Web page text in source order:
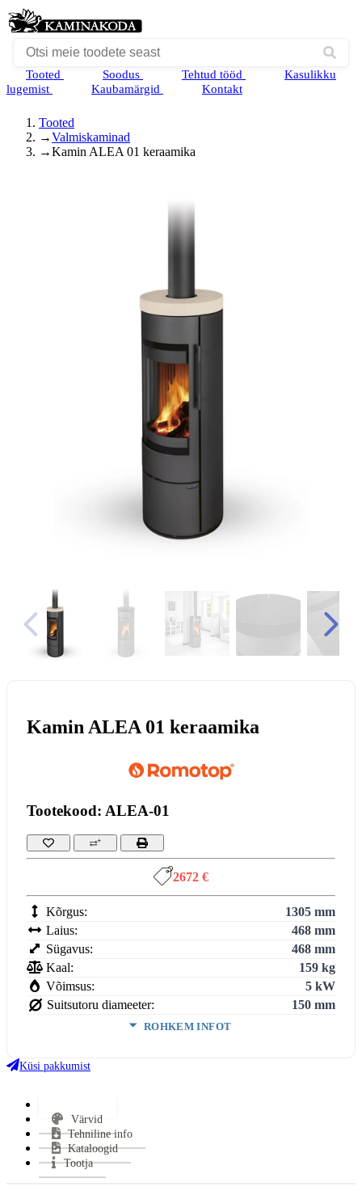
Tooted Soodus Tehtud tööd
Kasulikku
lugemist
Kaubamärgid Kontakt
Tooted
→Valmiskaminad
→Kamin ALEA 01 keraamika
Kamin ALEA 01 keraamika
Tootekood: ALEA-01
2672 €
Kõrgus:
1305 mm
Laius:
468 mm
Sügavus:
468 mm
Kaal:
159 kg
Võimsus:
5 kW
Suitsutoru diameeter:
150 mm
ROHKEM INFOT
Köetav maht:
Keskmine puidu tarbimine:
Keskmine suitsugaaside temperatuur:
Miinimum tõmme:
CO tase (13% O2):
Suitsutoru ühendus:
Küsi pakkumist
Värvid
Tehniline info
Kataloogid
Tootja